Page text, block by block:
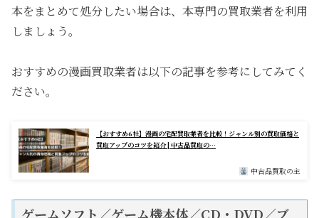
本をまとめて処分したい場合は、本専門の買取業者を利用
しましょう。
おすすめの漫画買取業者は以下の記事を参考にしてみてく
ださい。
【おすすめ6社】漫画の宅配買取業者を比較！ジャンル別の買取価格と
買取アップのコツを紹介 | 中古品買取の…
中古品買取の主
ゲームソフト／ゲーム機本体／CD・DVD／ブ